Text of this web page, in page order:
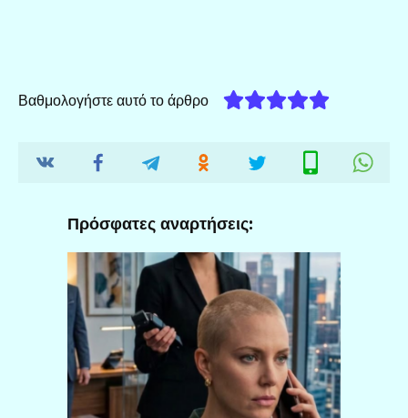
Βαθμολογήστε αυτό το άρθρο
Πρόσφατες αναρτήσεις: